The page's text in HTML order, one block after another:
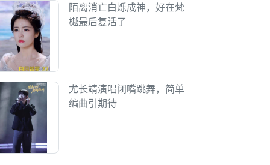
陌离消亡白烁成神，好在梵
樾最后复活了
尤长靖演唱闭嘴跳舞，简单
编曲引期待